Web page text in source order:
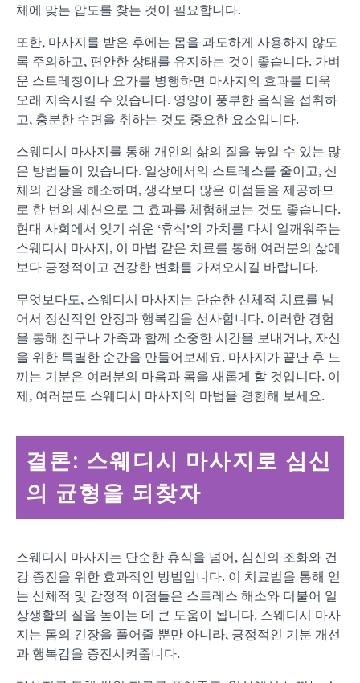
체에 맞는 압도를 찾는 것이 필요합니다.
또한, 마사지를 받은 후에는 몸을 과도하게 사용하지 않도
록 주의하고, 편안한 상태를 유지하는 것이 좋습니다. 가벼
운 스트레칭이나 요가를 병행하면 마사지의 효과를 더욱
오래 지속시킬 수 있습니다. 영양이 풍부한 음식을 섭취하
고, 충분한 수면을 취하는 것도 중요한 요소입니다.
스웨디시 마사지를 통해 개인의 삶의 질을 높일 수 있는 많
은 방법들이 있습니다. 일상에서의 스트레스를 줄이고, 신
체의 긴장을 해소하며, 생각보다 많은 이점들을 제공하므
로 한 번의 세션으로 그 효과를 체험해보는 것도 좋습니다.
현대 사회에서 잊기 쉬운 ‘휴식’의 가치를 다시 일깨워주는
스웨디시 마사지, 이 마법 같은 치료를 통해 여러분의 삶에
보다 긍정적이고 건강한 변화를 가져오시길 바랍니다.
무엇보다도, 스웨디시 마사지는 단순한 신체적 치료를 넘
어서 정신적인 안정과 행복감을 선사합니다. 이러한 경험
을 통해 친구나 가족과 함께 소중한 시간을 보내거나, 자신
을 위한 특별한 순간을 만들어보세요. 마사지가 끝난 후 느
끼는 기분은 여러분의 마음과 몸을 새롭게 할 것입니다. 이
제, 여러분도 스웨디시 마사지의 마법을 경험해 보세요.
결론: 스웨디시 마사지로 심신
의 균형을 되찾자
스웨디시 마사지는 단순한 휴식을 넘어, 심신의 조화와 건
강 증진을 위한 효과적인 방법입니다. 이 치료법을 통해 얻
는 신체적 및 감정적 이점들은 스트레스 해소와 더불어 일
상생활의 질을 높이는 데 큰 도움이 됩니다. 스웨디시 마사
지는 몸의 긴장을 풀어줄 뿐만 아니라, 긍정적인 기분 개선
과 행복감을 증진시켜줍니다.